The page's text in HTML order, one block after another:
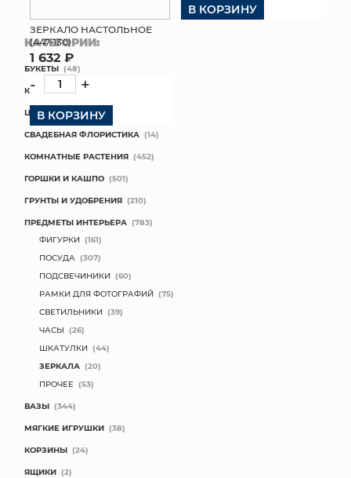
ЗЕРКАЛО НАСТОЛЬНОЕ
(447-130)
1 632 ₽
- +
В КОРЗИНУ
В КОРЗИНУ
КАТЕГОРИИ:
БУКЕТЫ (48)
КОМПОЗИЦИИ
ЦВЕТЫ В ПАЧКАХ (51)
СВАДЕБНАЯ ФЛОРИСТИКА (14)
КОМНАТНЫЕ РАСТЕНИЯ (452)
ГОРШКИ И КАШПО (501)
ГРУНТЫ И УДОБРЕНИЯ (210)
ПРЕДМЕТЫ ИНТЕРЬЕРА (783)
ФИГУРКИ (161)
ПОСУДА (307)
ПОДСВЕЧИНИКИ (60)
РАМКИ ДЛЯ ФОТОГРАФИЙ (75)
СВЕТИЛЬНИКИ (39)
ЧАСЫ (26)
ШКАТУЛКИ (44)
ЗЕРКАЛА (20)
ПРОЧЕЕ (53)
ВАЗЫ (344)
МЯГКИЕ ИГРУШКИ (38)
КОРЗИНЫ (24)
ЯЩИКИ (2)